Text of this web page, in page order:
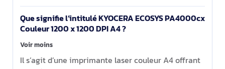
Que signifie l’intitulé KYOCERA ECOSYS PA4000cx
Couleur 1200 x 1200 DPI A4 ?
Voir moins
Il s’agit d’une imprimante laser couleur A4 offrant